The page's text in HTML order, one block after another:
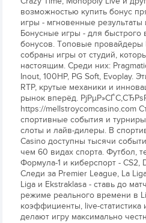
возможностью купить бонус
игры - мгновенные
Бонусные игры - для быстрого
бонусов. Топовые провайдеры
собраны игры от студий,
настоящим. Среди них:
Inout, 100HP, PG Soft, Evoplay.
RTP, крутые механики и
рынок вперёд.
https://mellstroycomcasino.com
спортивные события и
слоты и лайв-дилеры. В
Casino доступны тысячи
чем 60 видах спорта. Футбол,
Формула-1 и киберспорт - CS2,
Следи за Premier League, La
Liga и Ekstraklasa - ставь до
режиме реального времени в
коэффициенты, live-
делают игру максимально